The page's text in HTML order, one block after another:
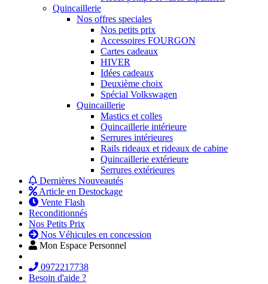
Quincaillerie
Nos offres speciales
Nos petits prix
Accessoires FOURGON
Cartes cadeaux
HIVER
Idées cadeaux
Deuxième choix
Spécial Volkswagen
Quincaillerie
Mastics et colles
Quincaillerie intérieure
Serrures intérieures
Rails rideaux et rideaux de cabine
Quincaillerie extérieure
Serrures extérieures
Dernières Nouveautés
Article en Destockage
Vente Flash
Reconditionnés
Nos Petits Prix
Nos Véhicules en concession
Mon Espace Personnel
0972217738
Besoin d'aide ?